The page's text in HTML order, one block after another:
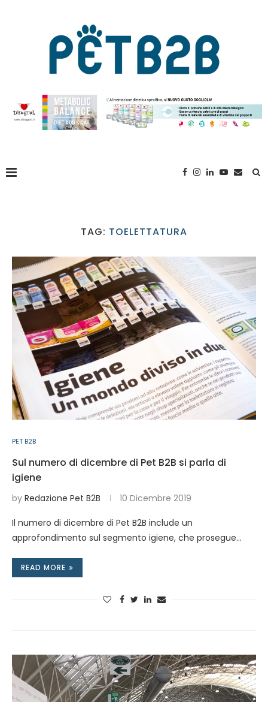
TAG: TOELETTATURA
PET B2B
Sul numero di dicembre di Pet B2B si parla di
igiene
by Redazione Pet B2B 10 Dicembre 2019
Il numero di dicembre di Pet B2B include un
approfondimento sul segmento igiene, che prosegue…
READ MORE